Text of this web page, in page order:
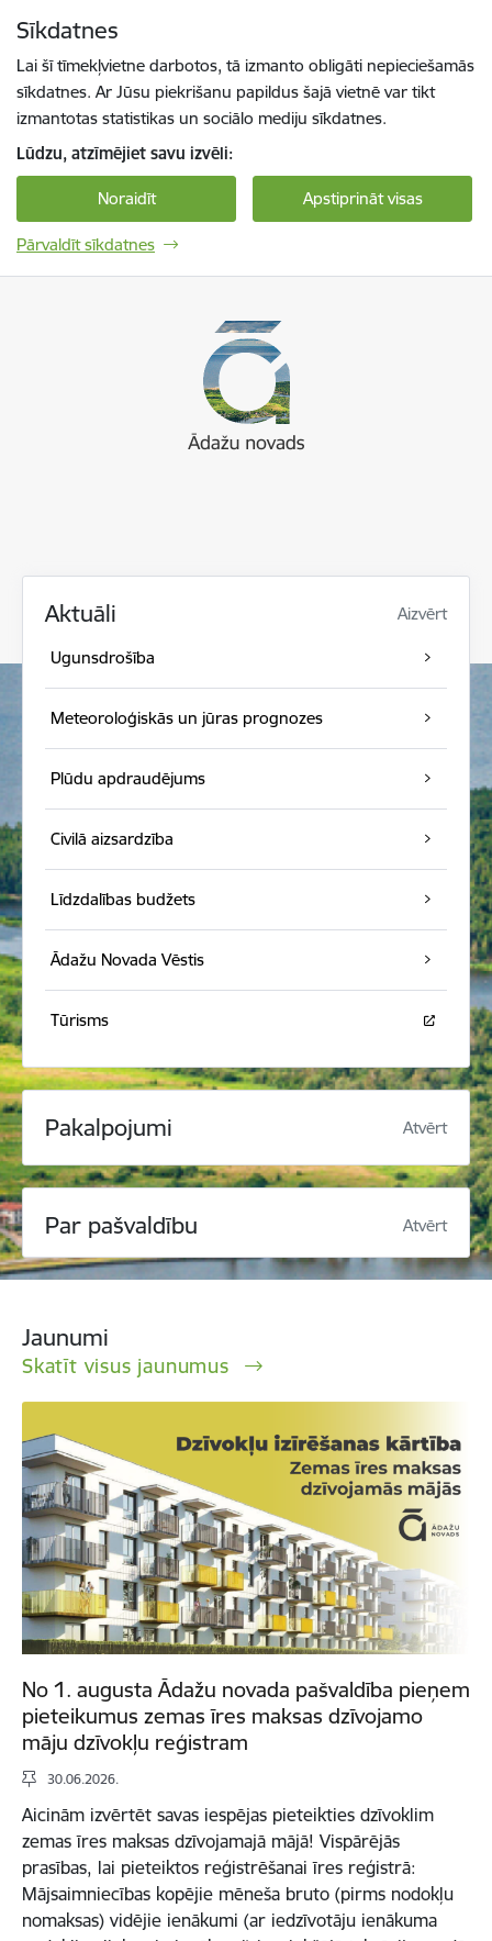
Sīkdatnes
Lai šī tīmekļvietne darbotos, tā izmanto obligāti nepieciešamās
sīkdatnes. Ar Jūsu piekrišanu papildus šajā vietnē var tikt
izmantotas statistikas un sociālo mediju sīkdatnes.
Lūdzu, atzīmējiet savu izvēli:
Noraidīt Apstiprināt visas
Pārvaldīt sīkdatnes
Aktuāli Aizvērt
Ugunsdrošība
Meteoroloģiskās un jūras prognozes
Plūdu apdraudējums
Civilā aizsardzība
Līdzdalības budžets
Ādažu Novada Vēstis
Tūrisms
Pakalpojumi Atvērt
Par pašvaldību Atvērt
Jaunumi
Skatīt visus jaunumus
No 1. augusta Ādažu novada pašvaldība pieņem
pieteikumus zemas īres maksas dzīvojamo
māju dzīvokļu reģistram
30.06.2026.
Aicinām izvērtēt savas iespējas pieteikties dzīvoklim
zemas īres maksas dzīvojamajā mājā! Vispārējās
prasības, lai pieteiktos reģistrēšanai īres reģistrā:
Mājsaimniecības kopējie mēneša bruto (pirms nodokļu
nomaksas) vidējie ienākumi (ar iedzīvotāju ienākuma